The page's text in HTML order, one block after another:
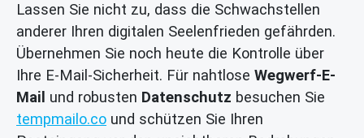
Lassen Sie nicht zu, dass die Schwachstellen
anderer Ihren digitalen Seelenfrieden gefährden.
Übernehmen Sie noch heute die Kontrolle über
Ihre E-Mail-Sicherheit. Für nahtlose Wegwerf-E-
Mail und robusten Datenschutz besuchen Sie
tempmailo.co und schützen Sie Ihren